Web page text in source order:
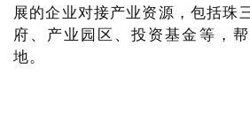
展的企业对接产业资源，包括珠
府、产业园区、投资基金等，
地。